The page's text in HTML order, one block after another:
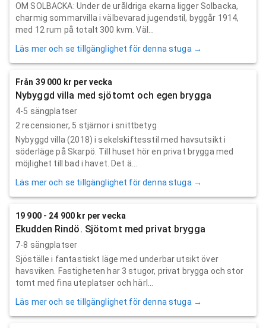
OM SOLBACKA: Under de uråldriga ekarna ligger Solbacka,
charmig sommarvilla i välbevarad jugendstil, byggår 1914,
med 12 rum på totalt 300 kvm. Väl...
Läs mer och se tillgänglighet för denna stuga →
Från 39 000 kr per vecka
Nybyggd villa med sjötomt och egen brygga
4-5 sängplatser
2 recensioner, 5 stjärnor i snittbetyg
Nybyggd villa (2018) i sekelskiftesstil med havsutsikt i
söderläge på Skarpö. Till huset hör en privat brygga med
möjlighet till bad i havet. Det ä...
Läs mer och se tillgänglighet för denna stuga →
19 900 - 24 900 kr per vecka
Ekudden Rindö. Sjötomt med privat brygga
7-8 sängplatser
Sjöställe i fantastiskt läge med underbar utsikt över
havsviken. Fastigheten har 3 stugor, privat brygga och stor
tomt med fina uteplatser och härl...
Läs mer och se tillgänglighet för denna stuga →